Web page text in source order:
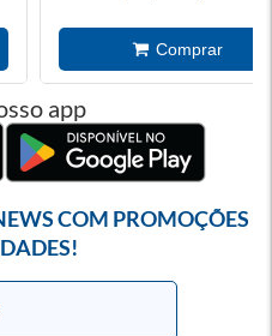
app
COM PROMOÇÕES